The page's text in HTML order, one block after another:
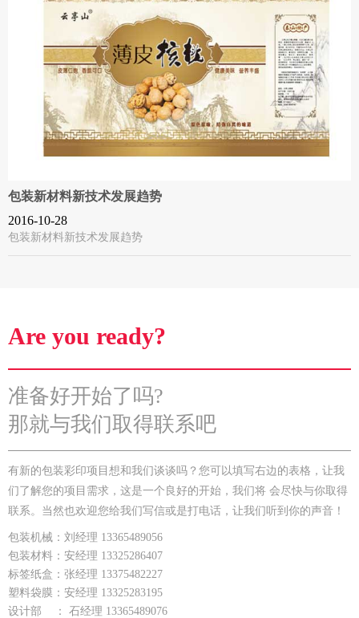
包装新材料新技术发展趋势
2016-10-28
包装新材料新技术发展趋势
Are you ready?
准备好开始了吗?
那就与我们取得联系吧
有新的包装彩印项目想和我们谈谈吗？您可以填写右边的表格，让我
们了解您的项目需求，这是一个良好的开始，我们将 会尽快与你取得
联系。当然也欢迎您给我们写信或是打电话，让我们听到你的声音！
包装机械：刘经理 13365489056
包装材料：安经理 13325286407
标签纸盒：张经理 13375482227
塑料袋膜：安经理 13325283195
设计部 ： 石经理 13365489076